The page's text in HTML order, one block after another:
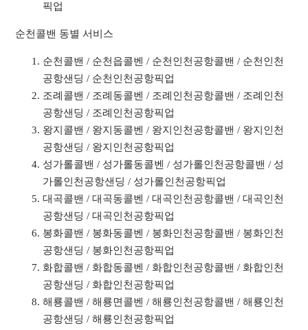
픽업
순천콜밴 동별 서비스
순천콜밴 / 순천읍콜벤 / 순천인천공항콜밴 / 순천인천
공항샌딩 / 순천인천공항픽업
조례콜밴 / 조례동콜벤 / 조례인천공항콜밴 / 조례인천
공항샌딩 / 조례인천공항픽업
왕지콜밴 / 왕지동콜벤 / 왕지인천공항콜밴 / 왕지인천
공항샌딩 / 왕지인천공항픽업
성가롤콜밴 / 성가롤동콜벤 / 성가롤인천공항콜밴 / 성
가롤인천공항샌딩 / 성가롤인천공항픽업
대곡콜밴 / 대곡동콜벤 / 대곡인천공항콜밴 / 대곡인천
공항샌딩 / 대곡인천공항픽업
봉화콜밴 / 봉화동콜벤 / 봉화인천공항콜밴 / 봉화인천
공항샌딩 / 봉화인천공항픽업
화합콜밴 / 화합동콜벤 / 화합인천공항콜밴 / 화합인천
공항샌딩 / 화합인천공항픽업
해룡콜밴 / 해룡면콜벤 / 해룡인천공항콜밴 / 해룡인천
공항샌딩 / 해룡인천공항픽업